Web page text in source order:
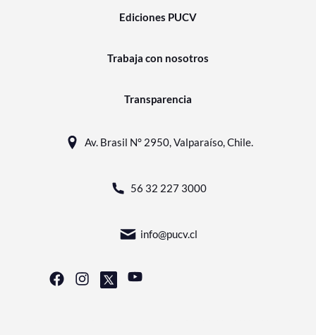
Ediciones PUCV
Trabaja con nosotros
Transparencia
Av. Brasil N° 2950, Valparaíso, Chile.
56 32 227 3000
info@pucv.cl